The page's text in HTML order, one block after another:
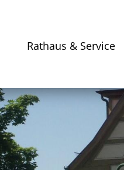
Rathaus & Service